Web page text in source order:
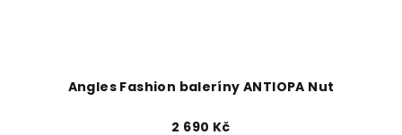
Angles Fashion baleríny ANTIOPA Nut
2 690 Kč